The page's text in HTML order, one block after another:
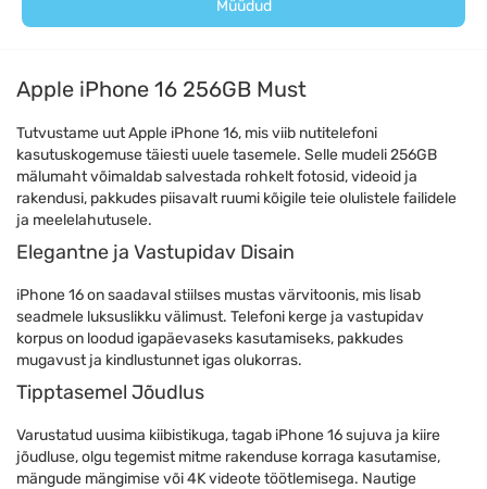
Müüdud
Apple iPhone 16 256GB Must
Tutvustame uut Apple iPhone 16, mis viib nutitelefoni
kasutuskogemuse täiesti uuele tasemele. Selle mudeli 256GB
mälumaht võimaldab salvestada rohkelt fotosid, videoid ja
rakendusi, pakkudes piisavalt ruumi kõigile teie olulistele failidele
ja meelelahutusele.
Elegantne ja Vastupidav Disain
iPhone 16 on saadaval stiilses mustas värvitoonis, mis lisab
seadmele luksuslikku välimust. Telefoni kerge ja vastupidav
korpus on loodud igapäevaseks kasutamiseks, pakkudes
mugavust ja kindlustunnet igas olukorras.
Tipptasemel Jõudlus
Varustatud uusima kiibistikuga, tagab iPhone 16 sujuva ja kiire
jõudluse, olgu tegemist mitme rakenduse korraga kasutamise,
mängude mängimise või 4K videote töötlemisega. Nautige